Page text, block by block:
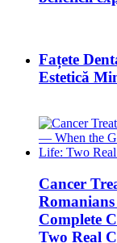
Fațete
Estetică
Cancer
Complete
Two Real